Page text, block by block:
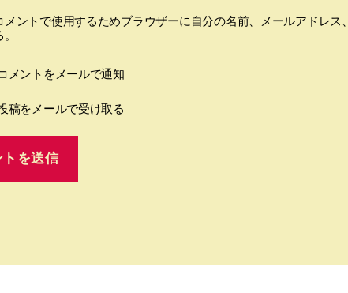
メントで使用するためブラウザーに自分の名前、メールアドレス
メントをメールで通知
稿をメールで受け取る